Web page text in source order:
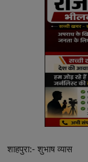
शाहपुरा:- शुभाष व्यास